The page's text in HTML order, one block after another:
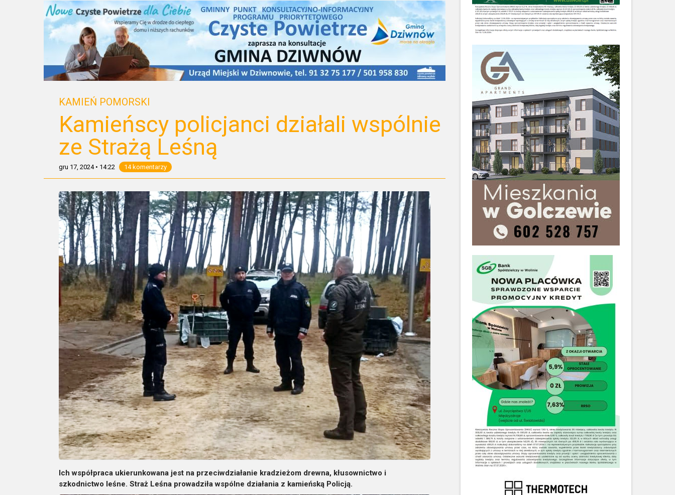
KAMIEŃ POMORSKI
Kamieńscy policjanci działali wspólnie
ze Strażą Leśną
gru 17, 2024• 14:22 14 komentarzy
Ich współpraca ukierunkowana jest na przeciwdziałanie kradzieżom drewna, kłusownictwo i
szkodnictwo leśne. Straż Leśna prowadziła wspólne działania z kamieńską Policją.